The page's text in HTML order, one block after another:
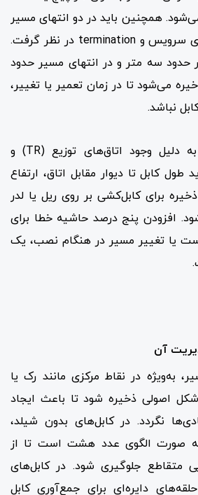
همچنین باید در دو انتهای مسیر
مقداری کابل اضافه برای سرویس و termination در نظر گرفت.
حدود سه متر و در انتهای مسیر حدود
می‌شود تا در زمان تعمیر یا تغییر،
نباشد.
در پروژه‌های تجاری، به دلیل وجود اتاق‌های توزیع (TR) و
طول کابل تا دیوار مقابل اتاق، ارتفاع
برای کابل‌کشی بر روی ریل یا لدر
افزودن پنج درصد حاشیه خطا برای
یا تغییر مسیر در هنگام نصب، یک
آن
به‌ویژه در نقاط مرکزی مانند رک یا
شکل اصولی ذخیره شود تا باعث ایجاد
نگردد. در کابل‌های بدون شیلد،
صورت الگوی عدد هشت است تا از
متقاطع جلوگیری شود. در کابل‌های
دایره‌ای برای جمع‌آوری کابل